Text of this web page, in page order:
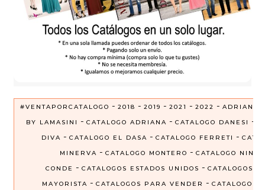
#VENTAPORCATALOGO - 2018 - 2019 - 2021 - 2022 - ADRIANA
BY LAMASINI - CATALOGO ADRIANA - CATALOGO DANESI -
DIVA - CATALOGO EL DASA - CATALOGO FERRETI -
MINERVA - CATALOGO MONTERO - CATALOGO NINEL
CONDE
- CATALOGOS ESTADOS UNIDOS - CATALOGOS
MAYORISTA - CATALOGOS PARA VENDER - CATALOGOS